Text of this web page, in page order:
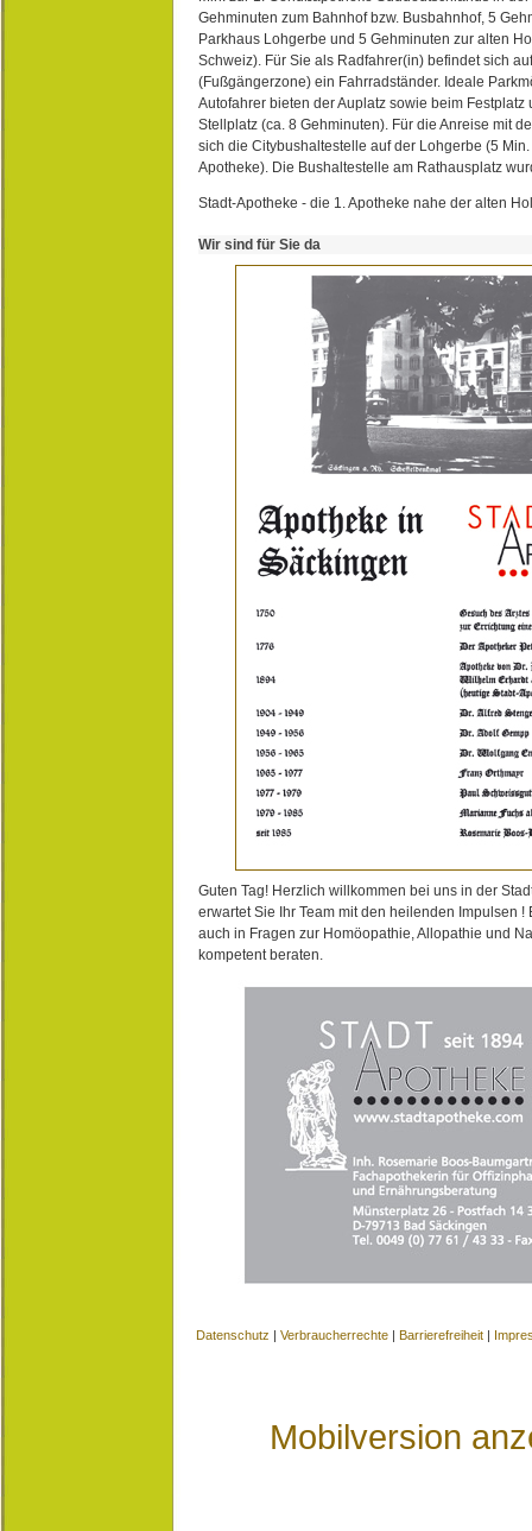
Gehminuten zum Bahnhof bzw. Busbahnhof, 5
Parkhaus Lohgerbe und 5 Gehminuten zur alten
Schweiz). Für Sie als Radfahrer(in) befindet sich
(Fußgängerzone) ein Fahrradständer. Ideale
Autofahrer bieten der Auplatz sowie beim Festplatz
Stellplatz (ca. 8 Gehminuten). Für die Anreise mit
sich die Citybushaltestelle auf der Lohgerbe (5
Apotheke). Die Bushaltestelle am Rathausplatz
Stadt-Apotheke - die 1. Apotheke nahe der alten
Wir sind für Sie da
Guten Tag! Herzlich willkommen bei uns in der
erwartet Sie Ihr Team mit den heilenden Impulsen !
auch in Fragen zur Homöopathie, Allopathie und
kompetent beraten.
Datenschutz | Verbraucherrechte | Barrierefreiheit |
Mobilversion